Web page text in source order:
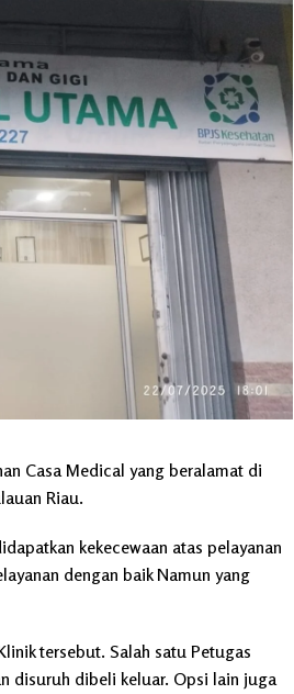
Casa Medical yang beralamat di
Riau.
kekecewaan atas pelayanan
dengan baik Namun yang
tersebut. Salah satu Petugas
disuruh dibeli keluar. Opsi lain juga